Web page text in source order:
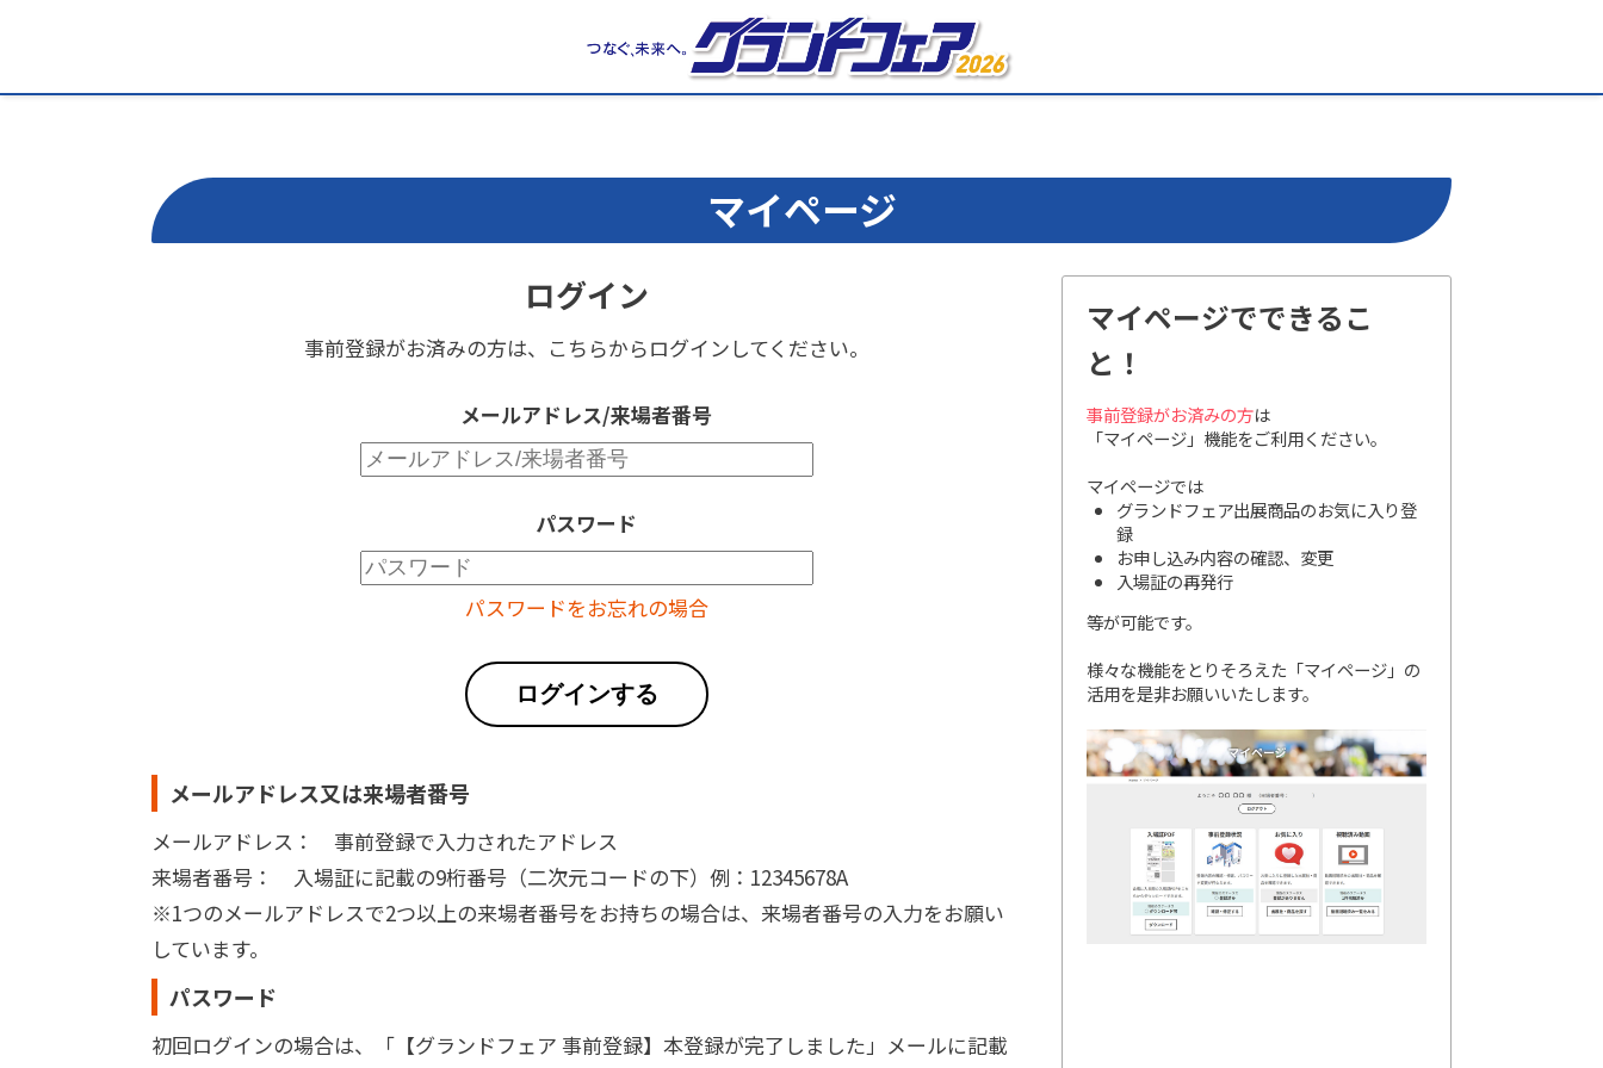
マイページ
ログイン
事前登録がお済みの方は、 こちらからログインしてください。
メールアドレス/来場者番号
パスワード
パスワードをお忘れの場合
ログインする
メールアドレス又は来場者番号
メールアドレス： 事前登録で入力されたアドレス
来場者番号： 入場証に記載の9桁番号（二次元コードの下）例：12345678A
※1つのメールアドレスで2つ以上の来場者番号をお持ちの場合は、来場者番号の入力をお願い
しています。
パスワード
初回ログインの場合は、「【グランドフェア 事前登録】本登録が完了しました」メールに記載
マイページでできるこ
と！
事前登録がお済みの方は
「マイページ」機能をご利用ください。
マイページでは
グランドフェア出展商品のお気に入り登
録
お申し込み内容の確認、変更
入場証の再発行
等が可能です。
様々な機能をとりそろえた「マイページ」の
活用を是非お願いいたします。